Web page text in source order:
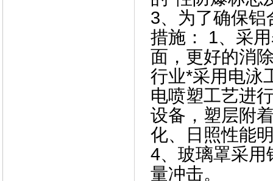
3、 为了确保铝
措施： 1、采
面，更好的消
行业*采用电泳
电喷塑工艺进
设备，塑层附
化、日照性能
4、 玻璃罩采用
量冲击。